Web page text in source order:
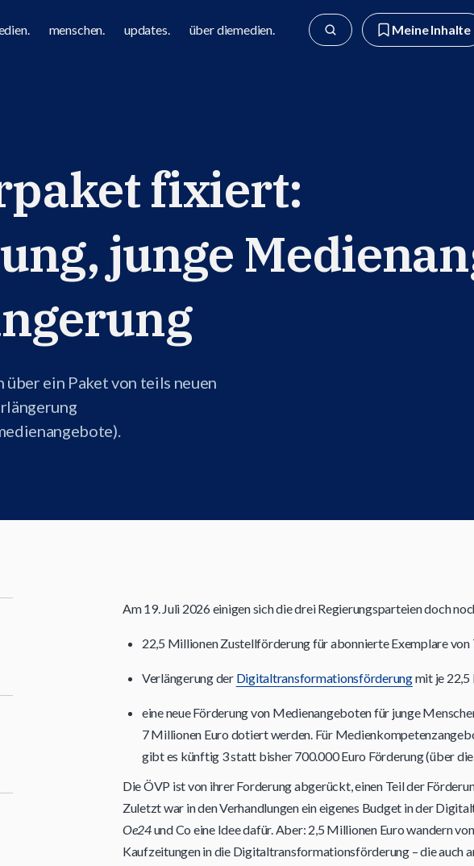
menschen. updates. über diemedien. Meine Inhalte
fixiert:
junge
über ein Paket von teils neuen
Am 19. Juli 2026 einigen sich die drei Regierungsparteien doch
22,5 Millionen Zustellförderung für abonnierte Exemplare von
Verlängerung der Digitaltransformationsförderungmit je 22,5
eine neue Förderung von Medienangeboten für junge
7 Millionen Euro dotiert werden. Für
gibt es künftig 3 statt bisher 700.000 Euro Förderung (über
Die ÖVP ist von ihrer Forderung abgerückt, einen Teil der
Zuletzt war in den Verhandlungen ein eigenes Budget in der
Oe24und Co eine Idee dafür. Aber: 2,5 Millionen Euro wandern
Kaufzeitungen in die Digitaltransformationsförderung – die auch